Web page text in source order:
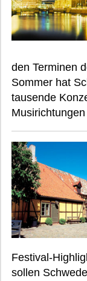
den Terminen
Sommer hat
tausende
Festival-
sollen